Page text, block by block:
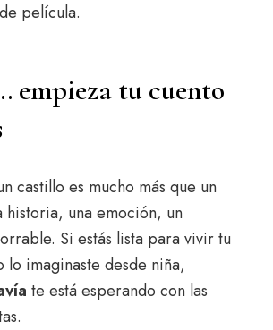
película.
empieza tu cuento
castillo es mucho más que un
historia, una emoción, un
Si estás lista para vivir tu
lo imaginaste desde niña,
te está esperando con las